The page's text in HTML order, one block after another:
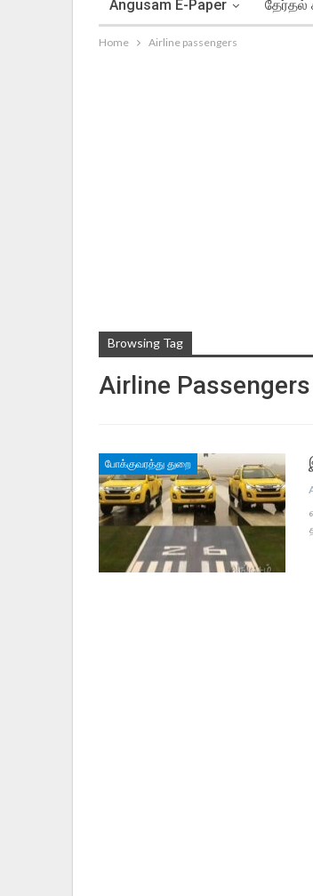
Angusam E-Paper தேர்தல்
Home Airline passengers
Browsing Tag
Airline Passengers
போக்குவரத்து துறை